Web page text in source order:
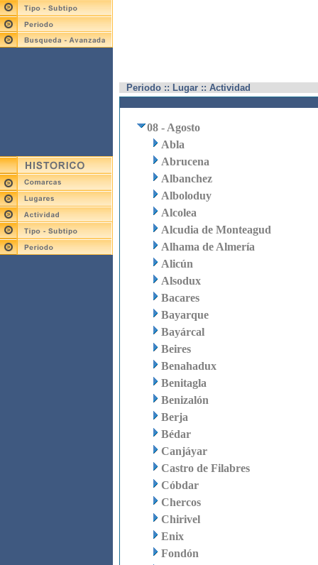
Periodo :: Lugar :: Actividad
08 - Agosto
Abla
Abrucena
Albanchez
Alboloduy
Alcolea
Alcudia de Monteagud
Alhama de Almería
Alicún
Alsodux
Bacares
Bayarque
Bayárcal
Beires
Benahadux
Benitagla
Benizalón
Berja
Bédar
Canjáyar
Castro de Filabres
Cóbdar
Chercos
Chirivel
Enix
Fondón